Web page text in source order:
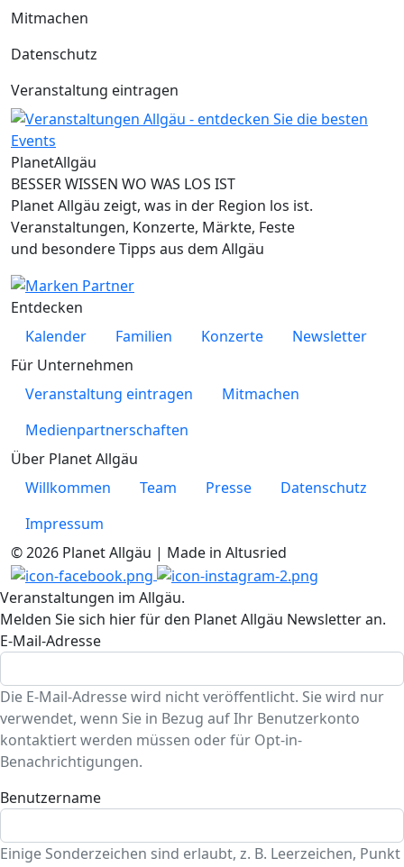
Mitmachen
Datenschutz
Veranstaltung eintragen
PlanetAllgäu
BESSER WISSEN WO WAS LOS IST
Planet Allgäu zeigt, was in der Region los ist.
Veranstaltungen, Konzerte, Märkte, Feste
und besondere Tipps aus dem Allgäu
Entdecken
Kalender
Familien Konzerte
Newsletter
Für Unternehmen
Veranstaltung eintragen
Mitmachen
Medienpartnerschaften
Über Planet Allgäu
Willkommen
Team Presse
Datenschutz
Impressum
© 2026 Planet Allgäu | Made in Altusried
Veranstaltungen im Allgäu.
Melden Sie sich hier für den Planet Allgäu Newsletter an.
E-Mail-Adresse
Die E-Mail-Adresse wird nicht veröffentlicht. Sie wird nur
verwendet, wenn Sie in Bezug auf Ihr Benutzerkonto
kontaktiert werden müssen oder für Opt-in-
Benachrichtigungen.
Benutzername
Einige Sonderzeichen sind erlaubt, z. B. Leerzeichen, Punkt